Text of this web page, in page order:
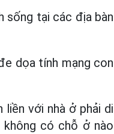
sống tại các địa bàn
dọa tính mạng con
với nhà ở phải di
có chỗ ở nào